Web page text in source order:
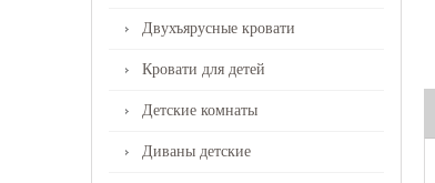
Двухъярусные кровати
Кровати для детей
Детские комнаты
Диваны детские